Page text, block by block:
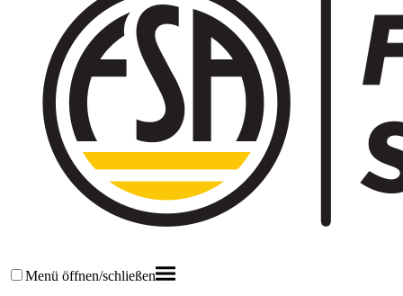
Menü öffnen/schließen